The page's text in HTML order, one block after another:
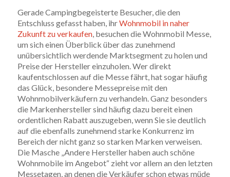
Gerade Campingbegeisterte Besucher, die den
Entschluss gefasst haben, ihrWohnmobil in naher
Zukunft zu verkaufen, besuchen die Wohnmobil Messe,
um sich einen Überblick über das zunehmend
unübersichtlich werdende Marktsegment zu holen und
Preise der Hersteller einzuholen. Wer direkt
kaufentschlossen auf die Messe fährt, hat sogar häufig
das Glück, besondere Messepreise mit den
Wohnmobilverkäufern zu verhandeln. Ganz besonders
die Markenhersteller sind häufig dazu bereit einen
ordentlichen Rabatt auszugeben, wenn Sie sie deutlich
auf die ebenfalls zunehmend starke Konkurrenz im
Bereich der nicht ganz so starken Marken verweisen.
Die Masche „Andere Hersteller haben auch schöne
Wohnmobile im Angebot“ zieht vor allem an den letzten
Messetagen, an denen die Verkäufer schon etwas müde